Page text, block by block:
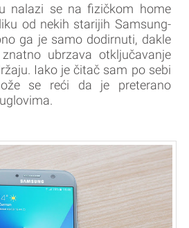
nalazi se na fizičkom home
od nekih starijih Samsung-
ga je samo dodirnuti, dakle
ubrzava otključavanje
Iako je čitač sam po sebi
se reći da je preterano